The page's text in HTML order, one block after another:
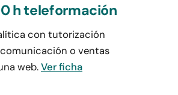
h teleformación
con tutorización
comunicación o ventas
web.Ver ficha